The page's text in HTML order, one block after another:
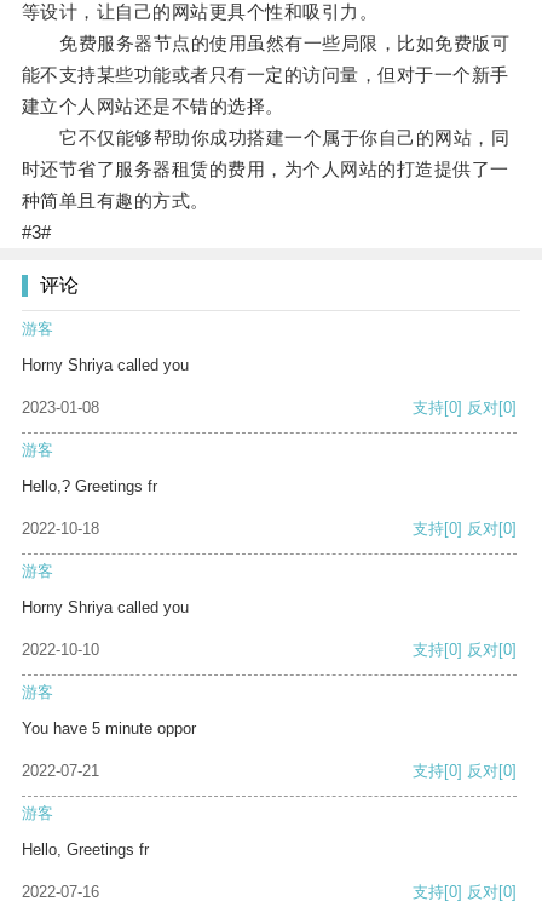
等设计，让自己的网站更具个性和吸引力。
免费服务器节点的使用虽然有一些局限，比如免费版可
能不支持某些功能或者只有一定的访问量，但对于一个新手
建立个人网站还是不错的选择。
它不仅能够帮助你成功搭建一个属于你自己的网站，同
时还节省了服务器租赁的费用，为个人网站的打造提供了一
种简单且有趣的方式。
#3#
评论
游客
Horny Shriya called you
2023-01-08 支持[0] 反对[0]
游客
Hello,? Greetings fr
2022-10-18 支持[0] 反对[0]
游客
Horny Shriya called you
2022-10-10 支持[0] 反对[0]
游客
You have 5 minute oppor
2022-07-21 支持[0] 反对[0]
游客
Hello, Greetings fr
2022-07-16 支持[0] 反对[0]